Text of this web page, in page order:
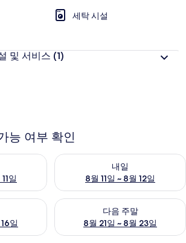
다이닝
세탁 시설
및 서비스 (1)
능 여부 확인
일
확인, 8월 10일 ~ 8월 11일
내일
8월 11일 ~ 8월 12일
내일 예약 가능 여부 확인, 8월
일
부 확인, 8월 14일 ~ 8월 16일
다음 주말
8월 21일 ~ 8월 23일
다음 주말 예약 가능 여부 확인